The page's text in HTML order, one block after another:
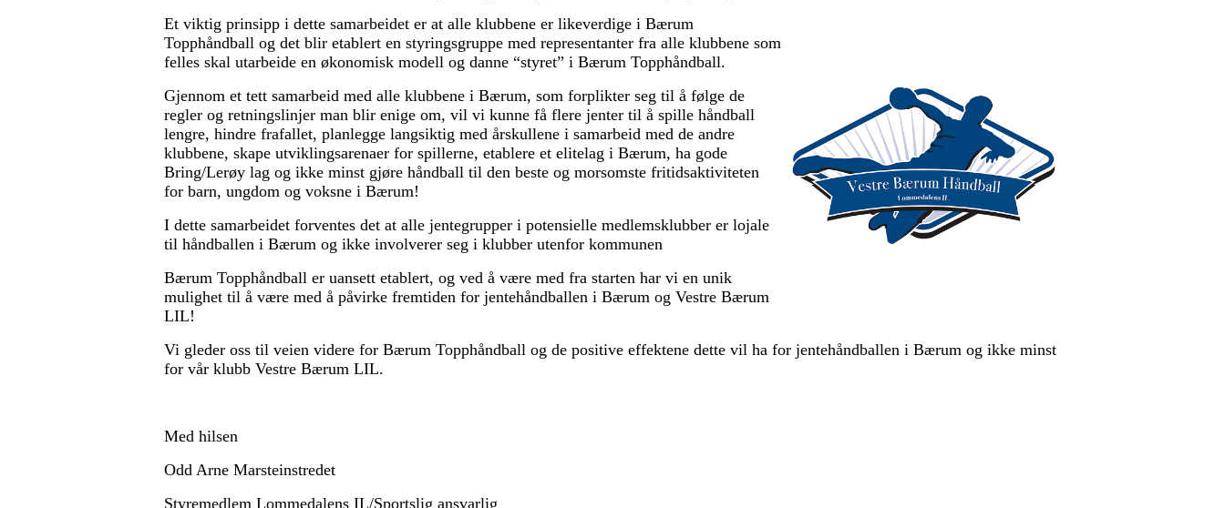
Et viktig prinsipp i dette samarbeidet er at alle klubbene er likeverdige i Bærum
Topphåndball og det blir etablert en styringsgruppe med representanter fra alle klubbene som
felles skal utarbeide en økonomisk modell og danne “styret” i Bærum Topphåndball.
Gjennom et tett samarbeid med alle klubbene i Bærum, som forplikter seg til å følge de
regler og retningslinjer man blir enige om, vil vi kunne få flere jenter til å spille håndball
lengre, hindre frafallet, planlegge langsiktig med årskullene i samarbeid med de andre
klubbene, skape utviklingsarenaer for spillerne, etablere et elitelag i Bærum, ha gode
Bring/Lerøy lag og ikke minst gjøre håndball til den beste og morsomste fritidsaktiviteten
for barn, ungdom og voksne i Bærum!
I dette samarbeidet forventes det at alle jentegrupper i potensielle medlemsklubber er lojale
til håndballen i Bærum og ikke involverer seg i klubber utenfor kommunen
Bærum Topphåndball er uansett etablert, og ved å være med fra starten har vi en unik
mulighet til å være med å påvirke fremtiden for jentehåndballen i Bærum og Vestre Bærum
LIL!
Vi gleder oss til veien videre for Bærum Topphåndball og de positive effektene dette vil ha for jentehåndballen i Bærum og ikke minst
for vår klubb Vestre Bærum LIL.
Med hilsen
Odd Arne Marsteinstredet
Styremedlem Lommedalens IL/Sportslig ansvarlig